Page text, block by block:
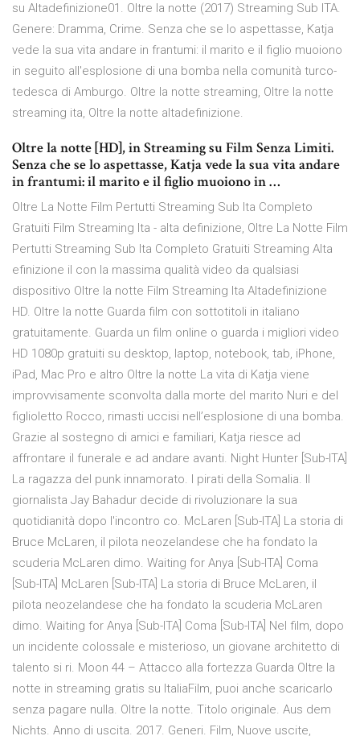
su Altadefinizione01. Oltre la notte (2017) Streaming Sub ITA.
Genere: Dramma, Crime. Senza che se lo aspettasse, Katja
vede la sua vita andare in frantumi: il marito e il figlio muoiono
in seguito all'esplosione di una bomba nella comunità turco-
tedesca di Amburgo. Oltre la notte streaming, Oltre la notte
streaming ita, Oltre la notte altadefinizione.
Oltre la notte [HD], in Streaming su Film Senza Limiti.
Senza che se lo aspettasse, Katja vede la sua vita andare
in frantumi: il marito e il figlio muoiono in …
Oltre La Notte Film Pertutti Streaming Sub Ita Completo
Gratuiti Film Streaming Ita - alta definizione, Oltre La Notte Film
Pertutti Streaming Sub Ita Completo Gratuiti Streaming Alta
efinizione il con la massima qualità video da qualsiasi
dispositivo Oltre la notte Film Streaming Ita Altadefinizione
HD. Oltre la notte Guarda film con sottotitoli in italiano
gratuitamente. Guarda un film online o guarda i migliori video
HD 1080p gratuiti su desktop, laptop, notebook, tab, iPhone,
iPad, Mac Pro e altro Oltre la notte La vita di Katja viene
improvvisamente sconvolta dalla morte del marito Nuri e del
figlioletto Rocco, rimasti uccisi nell’esplosione di una bomba.
Grazie al sostegno di amici e familiari, Katja riesce ad
affrontare il funerale e ad andare avanti. Night Hunter [Sub-ITA]
La ragazza del punk innamorato. I pirati della Somalia. Il
giornalista Jay Bahadur decide di rivoluzionare la sua
quotidianità dopo l'incontro co. McLaren [Sub-ITA] La storia di
Bruce McLaren, il pilota neozelandese che ha fondato la
scuderia McLaren dimo. Waiting for Anya [Sub-ITA] Coma
[Sub-ITA] McLaren [Sub-ITA] La storia di Bruce McLaren, il
pilota neozelandese che ha fondato la scuderia McLaren
dimo. Waiting for Anya [Sub-ITA] Coma [Sub-ITA] Nel film, dopo
un incidente colossale e misterioso, un giovane architetto di
talento si ri. Moon 44 – Attacco alla fortezza Guarda Oltre la
notte in streaming gratis su ItaliaFilm, puoi anche scaricarlo
senza pagare nulla. Oltre la notte. Titolo originale. Aus dem
Nichts. Anno di uscita. 2017. Generi. Film, Nuove uscite,